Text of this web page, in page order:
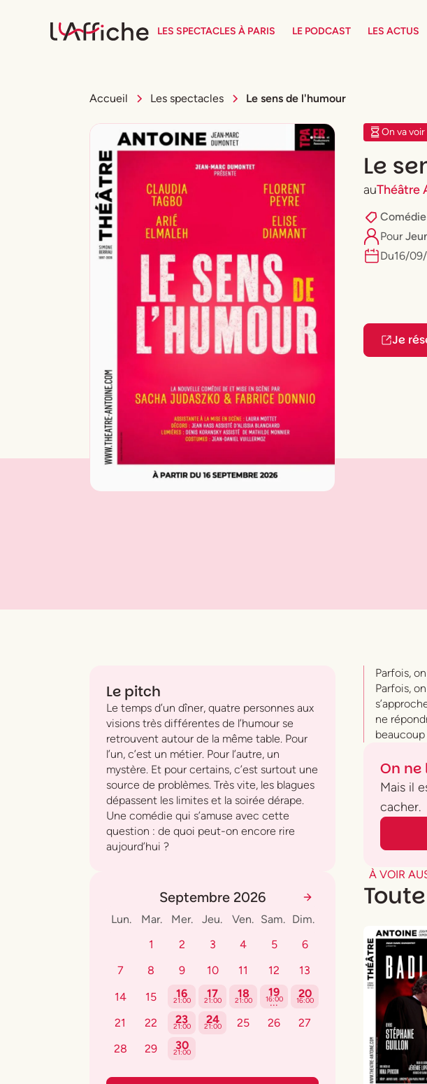
LES SPECTACLES À PARIS LE PODCAST LES ACTUS
Accueil Les spectacles Le sens de l'humour
On va voir
Le
auThéâtre
Comédie
Pour
Du16/09/
Je
Le pitch
Le temps d’un dîner, quatre personnes aux
visions très différentes de l’humour se
retrouvent autour de la même table. Pour
l’un, c’est un métier. Pour l’autre, un
mystère. Et pour certains, c’est surtout une
source de problèmes. Très vite, les blagues
dépassent les limites et la soirée dérape.
Une comédie qui s’amuse avec cette
question : de quoi peut-on encore rire
aujourd’hui ?
Septembre 2026
Lun. Mar. Mer. Jeu. Ven. Sam. Dim.
1
2 3 4 5
6
7
8 9 10 11 12
13
14
15 16
21:00
17
21:00
18
21:00
19
16:00
...
20
16:00
21 22 23
21:00
24
21:00 25 26
27
28
29 30
21:00
Parfois,
Parfois,
ne
beaucoup
On ne
Mais il
cacher.
À VOIR